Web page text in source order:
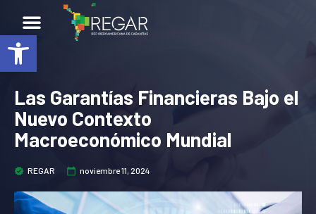
Abrir barra de herramientas
Blog
Las Garantías Financieras Bajo el
Nuevo Contexto
Macroeconómico Mundial
REGAR noviembre 11, 2024